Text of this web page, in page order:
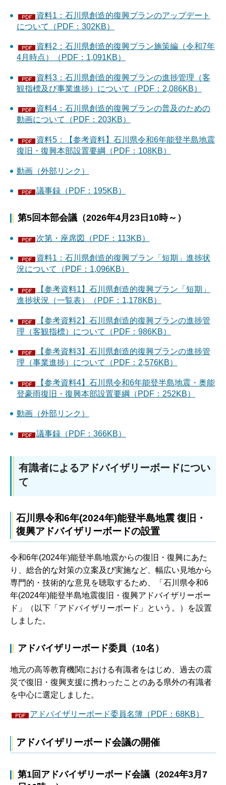
資料1：石川県創造的復興プランのアップデート
について（PDF：302KB）
資料2：石川県創造的復興プラン施策編（令和7年
4月時点）（PDF：1,091KB）
資料3：石川県創造的復興プランの進捗管理（客
観指標及び事業進捗）について（PDF：2,086KB）
資料4：石川県創造的復興プランの普及のための
動画について（PDF：203KB）
資料5：【参考資料】石川県令和6年能登半島地震
復旧・復興本部設置要綱（PDF：108KB）
動画（外部リンク）
議事録（PDF：195KB）
第5回本部会議（2026年4月23日10時～）
次第・座席図（PDF：113KB）
資料1：石川県創造的復興プラン「短期」進捗状
況について（PDF：1,096KB）
【参考資料1】石川県創造的復興プラン「短期」
進捗状況（一覧表）（PDF：1,178KB）
【参考資料2】石川県創造的復興プランの進捗管
理（客観指標）について（PDF：986KB）
【参考資料3】石川県創造的復興プランの進捗管
理（事業進捗）について（PDF：2,576KB）
【参考資料4】石川県令和6年能登半島地震・奥能
登豪雨復旧・復興本部設置要綱（PDF：252KB）
動画（外部リンク）
議事録（PDF：366KB）
有識者によるアドバイザリーボードについ
て
石川県令和6年(2024年)能登半島地震 復旧・
復興アドバイザリーボードの設置
令和6年(2024年)能登半島地震からの復旧・復興にあた
り、総合的な対策の立案及び実施など、幅広い見地から
専門的・技術的な意見を聴取するため、「石川県令和6
年(2024年)能登半島地震復旧・復興アドバイザリーボー
ド」（以下「アドバイザリーボード」という。）を設置
しました。
アドバイザリーボード委員（10名）
地元の高等教育機関における有識者をはじめ、過去の震
災で復旧・復興支援に携わったことのある県外の有識者
を中心に選定しました。
アドバイザリーボード委員名簿（PDF：68KB）
アドバイザリーボード会議の開催
第1回アドバイザリーボード会議（2024年3月7